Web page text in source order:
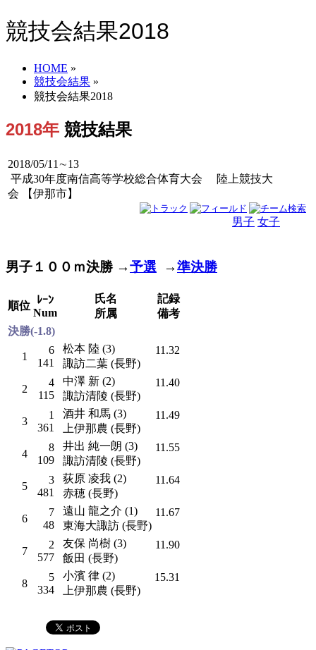
競技会結果2018
HOME »
競技会結果 »
競技会結果2018
2018年 競技結果
2018/05/11∼13
平成30年度南信高等学校総合体育大会 陸上競技大
会 【伊那市】
男子 女子
男子１００ｍ決勝 →予選 →準決勝
順位
ﾚｰﾝ
Num
氏名
所属
記録
備考
決勝(-1.8)
1
6
141
松本 陸 (3)
諏訪二葉 (長野)
11.32
2
4
115
中澤 新 (2)
諏訪清陵 (長野)
11.40
3
1
361
酒井 和馬 (3)
上伊那農 (長野)
11.49
4
8
109
井出 純一朗 (3)
諏訪清陵 (長野)
11.55
5
3
481
荻原 凌我 (2)
赤穂 (長野)
11.64
6
7
48
遠山 龍之介 (1)
東海大諏訪 (長野)
11.67
7
2
577
友保 尚樹 (3)
飯田 (長野)
11.90
8
5
334
小濱 律 (2)
上伊那農 (長野)
15.31